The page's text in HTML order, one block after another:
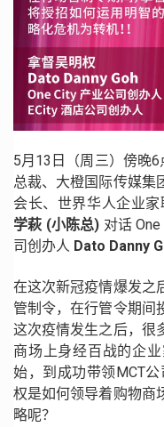
5月13日（周三）傍晚
总裁、大橙国际传媒集
会长、世界华人企业
学萩 (小陈总) 对话
司创办人 Dato Danny
在这次新冠疫情爆发之
管制令，在行管令期间
这次疫情发生之后，很
商场上身经百战的企
始，到成功带领MCT公
权是如何领导着购物商
略呢？